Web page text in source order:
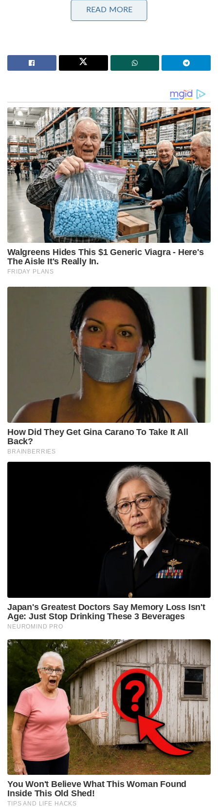
നടപടികളുമായി ഫഡ്നാവിസ് ; തീവ്രനിലപാടുള്ള 114
പ്രസിദ്ധീകരണങ്ങൾ നിരോധിച്ച് മഹാരാഷ്ട്ര സർക്കാർ
“ഇത്രയും കുറഞ്ഞ ദിവസങ്ങൾക്കുള്ളിൽ ഈ
പ്ലാറ്റ്‌ഫോം കൈവരിച്ച വളർച്ച എന്നെ
അത്ഭുതപ്പെടുത്തുന്നു. യുവാക്കളുടെ നിരാശയും
എന്തുകൊണ്ടാണ് അവർ ഈ പേജിനോട് ഇത്രയധികം
അടുക്കുന്നതെന്നും എനിക്ക് മനസ്സിലാക്കാൻ
സാധിക്കും. അതുകൊണ്ട് തന്നെ ഇതിന്റെ അക്കൗണ്ട്
റദ്ദാക്കിയത് വലിയ തെറ്റാണ്. യുവാക്കൾക്ക് അവരുടെ
വികാരങ്ങൾ പ്രകടിപ്പിക്കാൻ ഒരിടം വേണം,
അതിനാൽ സി.ജെ.പി അക്കൗണ്ട് പൂട്ടിപ്പൂട്ടുന്നതിന്
പകരം അത് പ്രവർത്തിക്കാൻ അനുവദിക്കണം,” തരൂർ
ആവശ്യപ്പെട്ടു.
ജനാധിപത്യ രാജ്യങ്ങളിൽ വിയോജിപ്പുകൾക്കും
തമാശകൾക്കും പരിഹാസങ്ങൾക്കും നിരാശ
പ്രകടിപ്പിക്കാനുമുള്ള സ്വാതന്ത്ര്യം അനിവാര്യമാണെന്ന്
എന്താകുമെന്ന് അറിയില്ലെങ്കിലും ഇതിന് പിന്നിലുള്ള
യുവാക്കൾ തങ്ങളുടെ ഊർജ്ജം മുഖ്യധാര
രാഷ്ട്രീയത്തിലേക്ക് കൊണ്ടുവരുമെന്ന് തരൂർ പ്രത്യാശ
പ്രകടിപ്പിച്ചു. വോട്ട് രേഖപ്പെടുത്തിക്കൊണ്ട് മാറ്റത്തിന്റെ
ശബ്ദമാകാൻ അദ്ദേഹം യുവാക്കളോട് ആഹ്വാനം
ചെയ്തു. ഒപ്പം, ഈ വൻ തരംഗം ഒരു അവസരമായി
കണ്ട് യുവാക്കളെ തങ്ങളിലേക്ക് ആകർഷിക്കാൻ
പ്രതിപക്ഷ പാർട്ടികൾ മടിക്കരുത് എന്ന ഉപദേശവും
തരൂർ നൽകി.
വെറും അഞ്ച് ദിവസം മുൻപ് ഇന്റർനെറ്റിൽ
പ്രത്യക്ഷപ്പെട്ട ഈ പ്ലാറ്റ്‌ഫോം തങ്ങളെ
വിശേഷിപ്പിക്കുന്നത് “യുവാക്കളുടെ, യുവാക്കൾക്ക്
വേണ്ടിയുള്ള, യുവാക്കൾ നയിക്കുന്ന രാഷ്ട്രീയ
മുന്നണി” എന്നാണ്. “മടിയന്മാരുടെയും
തൊഴിലില്ലാത്തവരുടെയും ശബ്ദം” എന്നാണ് ഇവർ
സ്വയം പ്രഖ്യാപിച്ചിരിക്കുന്നത്. യു.എസിൽ പബ്ലിക്
റിലേഷൻസ് പഠനം പൂർത്തിയാക്കിയ അഭീജീത്
ദിപ്കെയാണ് ഇതിന്റെ സ്ഥാപകൻ.
READ MORE